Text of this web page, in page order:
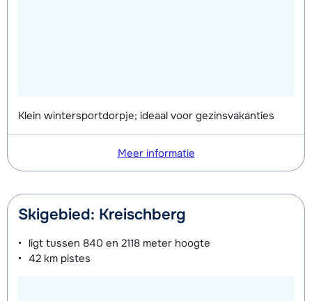
Klein wintersportdorpje; ideaal voor gezinsvakanties
Meer informatie
Skigebied: Kreischberg
ligt tussen 840 en 2118 meter hoogte
42 km pistes